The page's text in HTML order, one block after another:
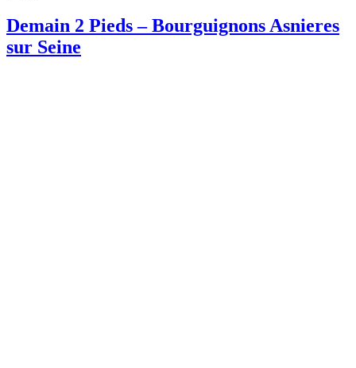
Demain 2 Pieds – Bourguignons Asnieres
sur Seine